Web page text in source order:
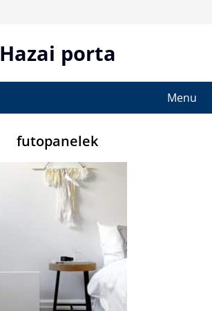
Hazai porta
Menu
futopanelek